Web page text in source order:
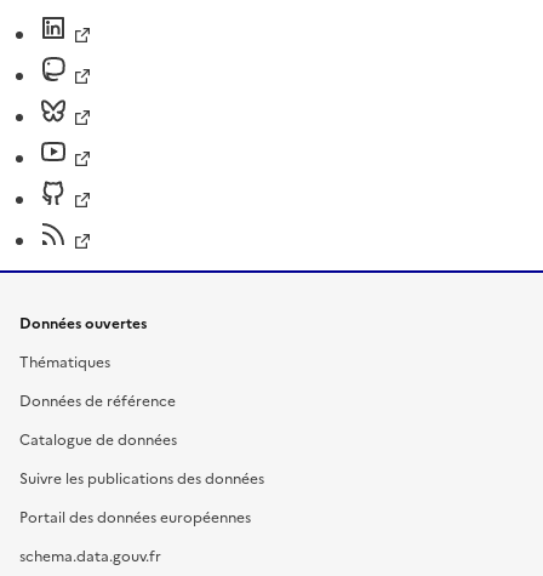
Données ouvertes
Thématiques
Données de référence
Catalogue de données
Suivre les publications des données
Portail des données européennes
schema.data.gouv.fr